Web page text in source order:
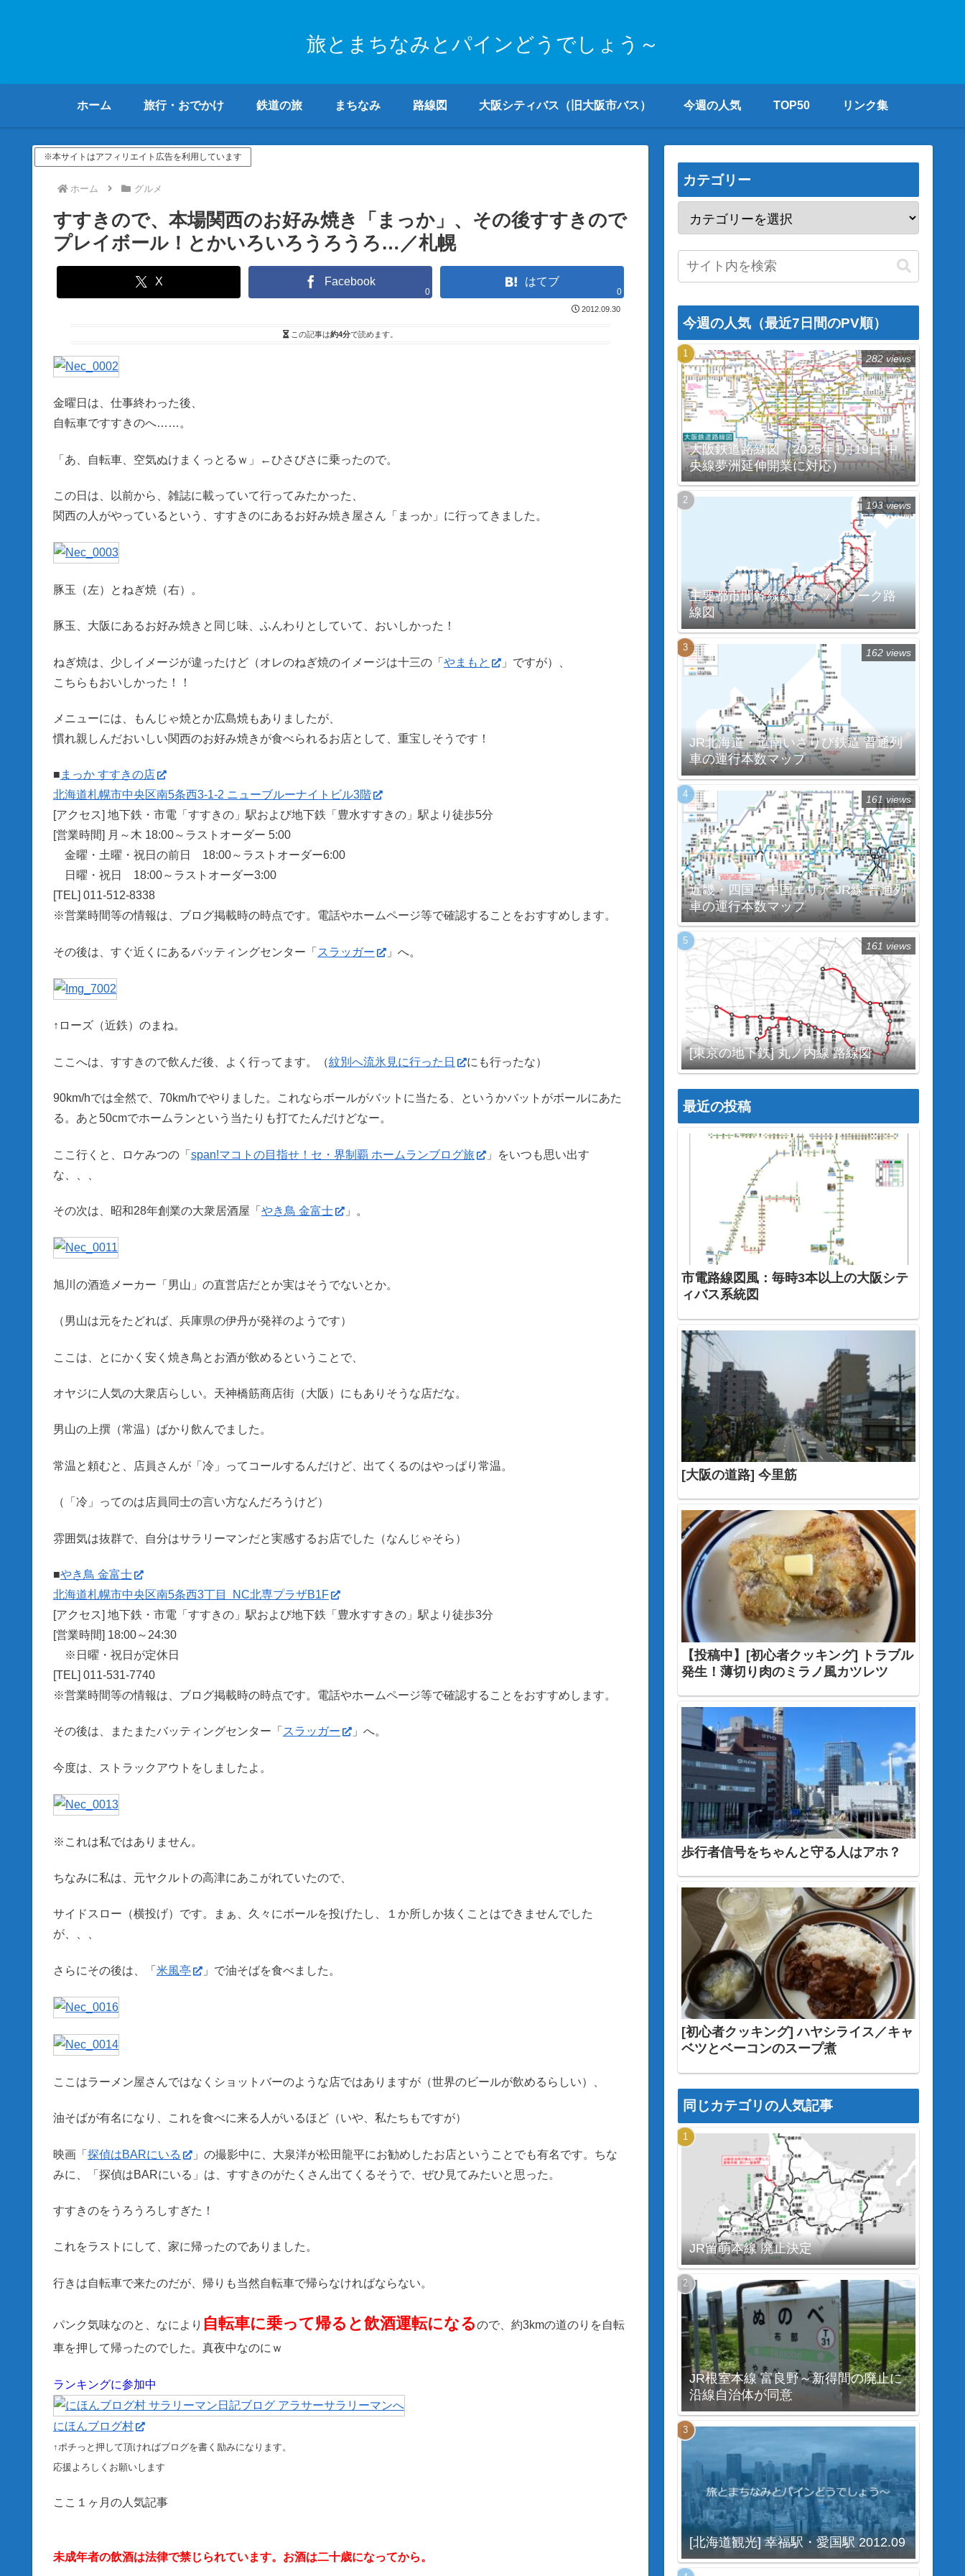
旅とまちなみとパインどうでしょう～
ホーム 旅行・おでかけ 鉄道の旅 まちなみ 路線図 大阪シティバス（旧大阪市バス） 今週の人気 TOP50 リンク集
※本サイトはアフィリエイト広告を利用しています
ホーム グルメ
すすきので、本場関西のお好み焼き「まっか」、その後すすきので
プレイボール！とかいろいろうろうろ…／札幌
X Facebook
0
はてブ
0
2012.09.30
この記事は約4分で読めます。
金曜日は、仕事終わった後、
自転車ですすきのへ……。
「あ、自転車、空気ぬけまくっとるｗ」←ひさびさに乗ったので。
この日は、以前から、雑誌に載っていて行ってみたかった、
関西の人がやっているという、すすきのにあるお好み焼き屋さん「まっか」に行ってきました。
豚玉（左）とねぎ焼（右）。
豚玉、大阪にあるお好み焼きと同じ味、ふんわりとしていて、おいしかった！
ねぎ焼は、少しイメージが違ったけど（オレのねぎ焼のイメージは十三の「 やまもと
」ですが）、
こちらもおいしかった！！
メニューには、もんじゃ焼とか広島焼もありましたが、
慣れ親しんだおいしい関西のお好み焼きが食べられるお店として、重宝しそうです！
■ まっか すすきの店
北海道札幌市中央区南5条西3-1-2 ニューブルーナイトビル3階
[アクセス] 地下鉄・市電「すすきの」駅および地下鉄「豊水すすきの」駅より徒歩5分
[営業時間] 月～木 18:00～ラストオーダー 5:00
金曜・土曜・祝日の前日 18:00～ラストオーダー6:00
日曜・祝日 18:00～ラストオーダー3:00
[TEL] 011-512-8338
※営業時間等の情報は、ブログ掲載時の時点です。電話やホームページ等で確認することをおすすめします。
その後は、すぐ近くにあるバッティングセンター「 スラッガー 」へ。
↑ローズ（近鉄）のまね。
ここへは、すすきので飲んだ後、よく行ってます。（紋別へ流氷見に行った日 にも行ったな）
90km/hでは全然で、70km/hでやりました。これならボールがバットに当たる、というかバットがボールにあた
る。あと50cmでホームランという当たりも打てたんだけどなー。
ここ行くと、ロケみつの「 span!マコトの目指せ！セ・界制覇 ホームランブログ旅
」をいつも思い出す
な、、、
その次は、昭和28年創業の大衆居酒屋「 やき鳥 金富士 」。
旭川の酒造メーカー「男山」の直営店だとか実はそうでないとか。
（男山は元をたどれば、兵庫県の伊丹が発祥のようです）
ここは、とにかく安く焼き鳥とお酒が飲めるということで、
オヤジに人気の大衆店らしい。天神橋筋商店街（大阪）にもありそうな店だな。
男山の上撰（常温）ばかり飲んでました。
常温と頼むと、店員さんが「冷」ってコールするんだけど、出てくるのはやっぱり常温。
（「冷」ってのは店員同士の言い方なんだろうけど）
雰囲気は抜群で、自分はサラリーマンだと実感するお店でした（なんじゃそら）
■やき鳥 金富士
北海道札幌市中央区南5条西3丁目 NC北専プラザB1F
[アクセス] 地下鉄・市電「すすきの」駅および地下鉄「豊水すすきの」駅より徒歩3分
[営業時間] 18:00～24:30
※日曜・祝日が定休日
[TEL] 011-531-7740
※営業時間等の情報は、ブログ掲載時の時点です。電話やホームページ等で確認することをおすすめします。
その後は、またまたバッティングセンター「 スラッガー 」へ。
今度は、ストラックアウトをしましたよ。
※これは私ではありません。
ちなみに私は、元ヤクルトの高津にあこがれていたので、
サイドスロー（横投げ）です。まぁ、久々にボールを投げたし、１か所しか抜くことはできませんでした
が、、、
さらにその後は、「 米風亭 」で油そばを食べました。
ここはラーメン屋さんではなくショットバーのような店ではありますが（世界のビールが飲めるらしい）、
油そばが有名になり、これを食べに来る人がいるほど（いや、私たちもですが）
映画「 探偵はBARにいる
」の撮影中に、大泉洋が松田龍平にお勧めしたお店ということでも有名です。ちな
みに、「探偵はBARにいる」は、すすきのがたくさん出てくるそうで、ぜひ見てみたいと思った。
すすきのをうろうろしすぎた！
これをラストにして、家に帰ったのでありました。
行きは自転車で来たのだが、帰りも当然自転車で帰らなければならない。
パンク気味なのと、なにより 自転車に乗って帰ると飲酒運転になるので、約3kmの道のりを自転
車を押して帰ったのでした。真夜中なのにｗ
ランキングに参加中
にほんブログ村
↑ポチっと押して頂ければブログを書く励みになります。
応援よろしくお願いします
ここ１ヶ月の人気記事
未成年者の飲酒は法律で禁じられています。お酒は二十歳になってから。
カテゴリー
今週の人気（最近7日間のPV順）
大阪鉄道路線図（2025年1月19日 中
央線夢洲延伸開業に対応）
282 views
主要都市間幹線鉄道ネットワーク路
線図
193 views
JR北海道・道南いさりび鉄道 普通列
車の運行本数マップ
162 views
近畿・四国・中国エリア JR線 普通列
車の運行本数マップ
161 views
[東京の地下鉄] 丸ノ内線 路線図
161 views
最近の投稿
市電路線図風：毎時3本以上の大阪シテ
ィバス系統図
[大阪の道路] 今里筋
【投稿中】[初心者クッキング] トラブル
発生！薄切り肉のミラノ風カツレツ
歩行者信号をちゃんと守る人はアホ？
[初心者クッキング] ハヤシライス／キャ
ベツとベーコンのスープ煮
同じカテゴリの人気記事
JR留萌本線 廃止決定
JR根室本線 富良野～新得間の廃止に
沿線自治体が同意
[北海道観光] 幸福駅・愛国駅 2012.09